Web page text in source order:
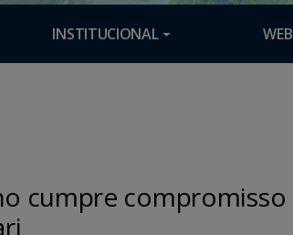
INSTITUCIONAL
cumpre